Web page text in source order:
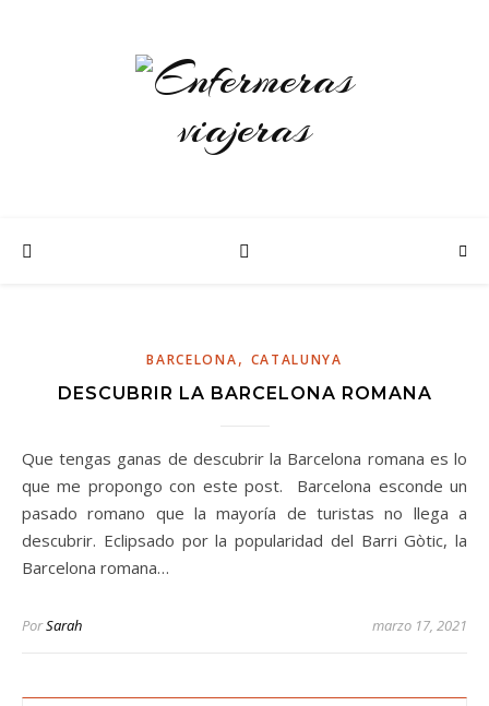
BARCELONA, CATALUNYA
DESCUBRIR LA BARCELONA ROMANA
Que tengas ganas de descubrir la Barcelona romana es lo
que me propongo con este post. Barcelona esconde un
pasado romano que la mayoría de turistas no llega a
descubrir. Eclipsado por la popularidad del Barri Gòtic, la
Barcelona romana…
PorSarah marzo 17, 2021